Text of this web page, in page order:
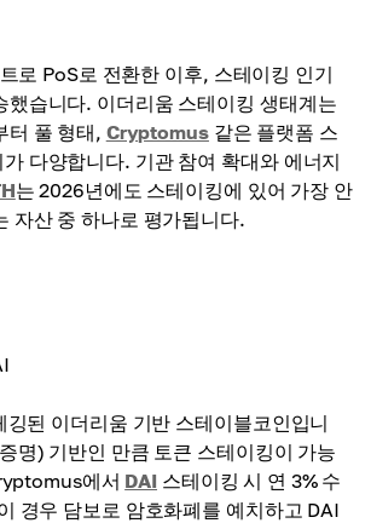
로 PoS로 전환한 이후, 스테이킹 인기
했습니다. 이더리움 스테이킹 생태계는
터 풀 형태, Cryptomus같은 플랫폼 스
다양합니다. 기관 참여 확대와 에너지
는 2026년에도 스테이킹에 있어 가장 안
자산 중 하나로 평가됩니다.
깅된 이더리움 기반 스테이블코인입니
명) 기반인 만큼 토큰 스테이킹이 가능
에서 DAI 스테이킹 시 연 3% 수
경우 담보로 암호화폐를 예치하고 DAI